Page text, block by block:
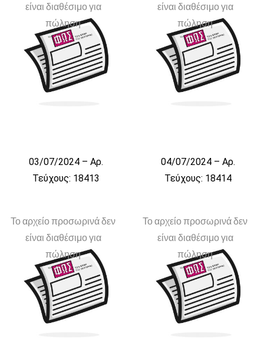
είναι διαθέσιμο για
πώληση
03/07/2024 – Αρ.
Τεύχους: 18413
είναι διαθέσιμο για
πώληση
04/07/2024 – Αρ.
Τεύχους: 18414
Το αρχείο προσωρινά δεν
είναι διαθέσιμο για
πώληση
Το αρχείο προσωρινά δεν
είναι διαθέσιμο για
πώληση